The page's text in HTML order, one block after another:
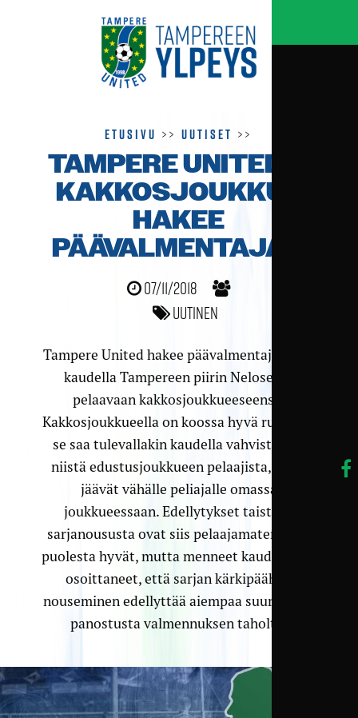
Etusivu >>Uutiset >>
TAMPERE UNITEDIN
KAKKOS­JOUKKUE
HAKEE
PÄÄVALMENTAJAA
07/11/2018
Uutinen
Tampere United hakee päävalmentajaa ensi
kaudella Tampereen piirin Nelosessa
pelaavaan kakkosjoukkueeseensa.
Kakkosjoukkueella on koossa hyvä runko, ja
se saa tulevallakin kaudella vahvistuksia
niistä edustusjoukkueen pelaajista, jotka
jäävät vähälle peliajalle omassa
joukkueessaan. Edellytykset taistella
sarjanoususta ovat siis pelaajamateriaalin
puolesta hyvät, mutta menneet kaudet ovat
osoittaneet, että sarjan kärkipäähän
nouseminen edellyttää aiempaa suurempaa
panostusta valmennuksen taholta.